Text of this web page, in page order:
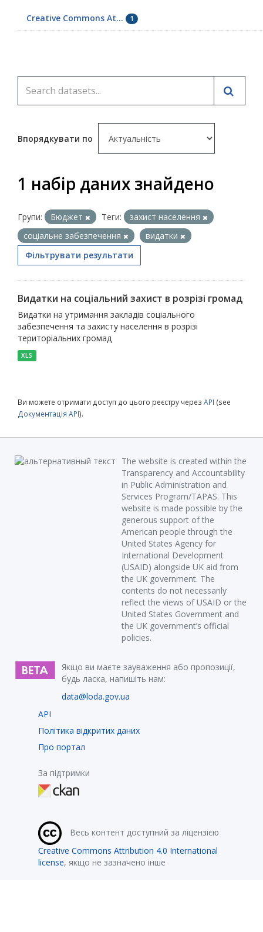
Creative Commons At... 1
Впорядкувати по
1 набір даних знайдено
Групи: Бюджет Теги:
захист населення
соціальне забезпечення
видатки
Фільтрувати результати
Видатки на соціальний захист в розрізі громад
Видатки на утримання закладів соціального
забезпечення та захисту населення в розрізі
територіальних громад
XLS
Ви можете отримати доступ до цього реєстру через API (see
Документація API).
The website is created within the
Transparency and Accountability
in Public Administration and
Services Program/TAPAS. This
website is made possible by the
generous support of the
American people through the
United States Agency for
International Development
(USAID) alongside UK aid from
the UK government. The
contents do not necessarily
reflect the views of USAID or the
United States Government and
the UK government’s official
policies.
Якщо ви маєте зауваження або пропозиції,
будь ласка, напишіть нам:
data@loda.gov.ua
API
Політика відкритих даних
Про портал
За підтримки
Весь контент доступний за ліцензією
Creative Commons Attribution 4.0 International
license, якщо не зазначено інше